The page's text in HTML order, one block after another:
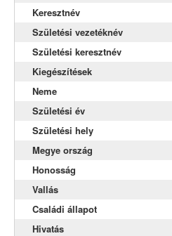
Kocs
Naszály
Neszmély
Szomód
Tata
Tóváros
Vértestolna
Keresztnév
Születési vezetéknév
Születési keresztnév
Kiegészítések
Neme
Születési év
Születési hely
Megye ország
Honosság
Vallás
Családi állapot
Hivatás